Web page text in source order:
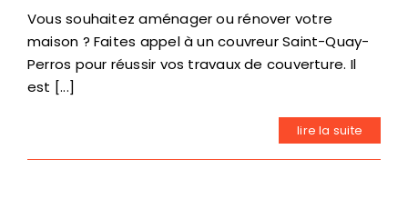
Vous souhaitez aménager ou rénover votre
maison ? Faites appel à un couvreur Saint-Quay-
Perros pour réussir vos travaux de couverture. Il
est [...]
lire la suite